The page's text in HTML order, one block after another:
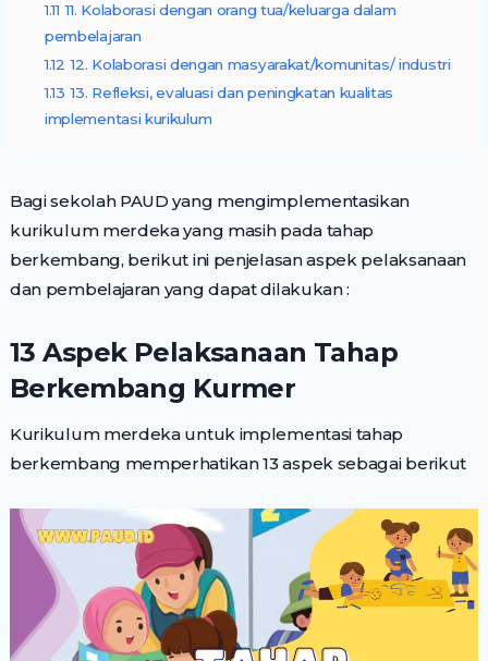
1.11 11. Kolaborasi dengan orang tua/keluarga dalam
pembelajaran
1.12 12. Kolaborasi dengan masyarakat/komunitas/ industri
1.13 13. Refleksi, evaluasi dan peningkatan kualitas
implementasi kurikulum
Bagi sekolah PAUD yang mengimplementasikan
kurikulum merdeka yang masih pada tahap
berkembang, berikut ini penjelasan aspek pelaksanaan
dan pembelajaran yang dapat dilakukan :
13 Aspek Pelaksanaan Tahap
Berkembang Kurmer
Kurikulum merdeka untuk implementasi tahap
berkembang memperhatikan 13 aspek sebagai berikut